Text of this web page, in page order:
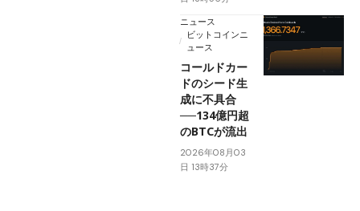
ニュース
ビットコインニ
ュース
コールドカー
ドのシード生
成に不具合
──134億円超
のBTCが流出
2026年08月03
日 13時37分